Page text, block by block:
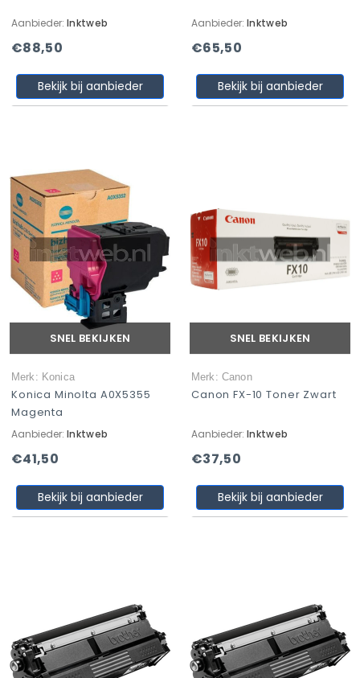
Aanbieder: Inktweb
€88,50
Bekijk bij aanbieder
Aanbieder: Inktweb
€65,50
Bekijk bij aanbieder
SNEL BEKIJKEN
Merk: Konica
Konica Minolta A0X5355
Magenta
Aanbieder: Inktweb
€41,50
Bekijk bij aanbieder
SNEL BEKIJKEN
Merk: Canon
Canon FX-10 Toner Zwart
Aanbieder: Inktweb
€37,50
Bekijk bij aanbieder